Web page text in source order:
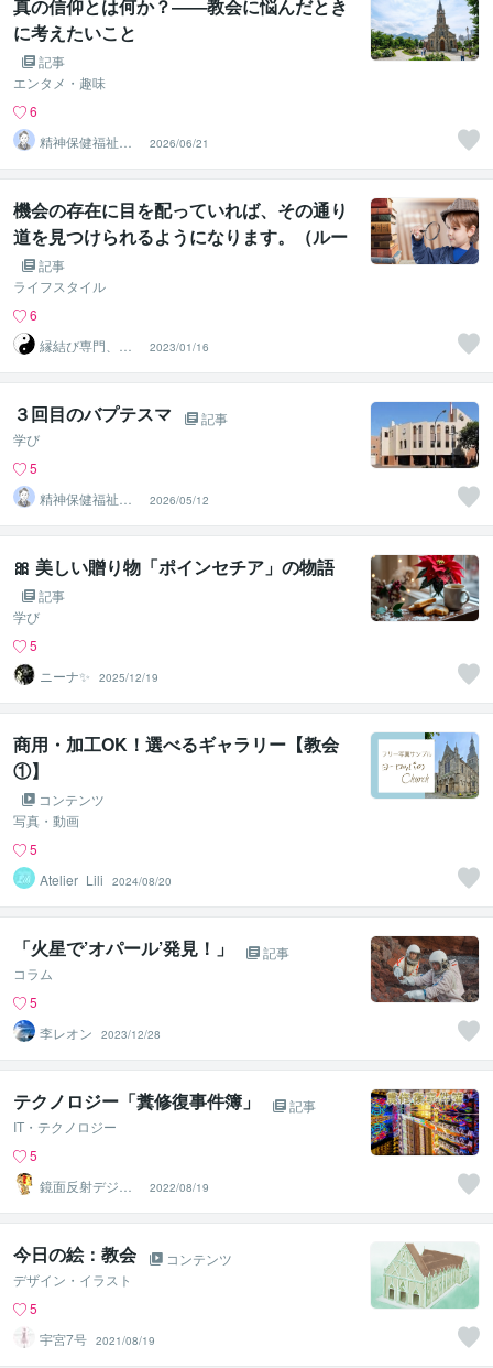
真の信仰とは何か？――教会に悩んだとき
に考えたいこと
記事
エンタメ・趣味
6
精神保健福祉士⭐︎
山本 守
2026/06/21
機会の存在に目を配っていれば、その通り
道を見つけられるようになります。（ルー
タイス）
記事
ライフスタイル
6
縁結び専門、気
功師コーチ「シ
ンクウ」
2023/01/16
３回目のバプテスマ
記事
学び
5
精神保健福祉士⭐︎
山本 守
2026/05/12
🎀 美しい贈り物「ポインセチア」の物語
記事
学び
5
ニーナ✨️
2025/12/19
商用・加工OK！選べるギャラリー【教会
①】
コンテンツ
写真・動画
5
Atelier_Lili
2024/08/20
「火星で’オパール’発見！」
記事
コラム
5
李レオン
2023/12/28
テクノロジー「糞修復事件簿」
記事
IT・テクノロジー
5
鏡面反射デジタ
ルアート製作所
（鈴木穣）
2022/08/19
今日の絵：教会
コンテンツ
デザイン・イラスト
5
宇宮7号 2021/08/19